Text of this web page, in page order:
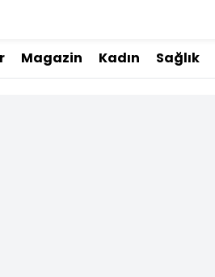
Magazin Kadın Sağlık